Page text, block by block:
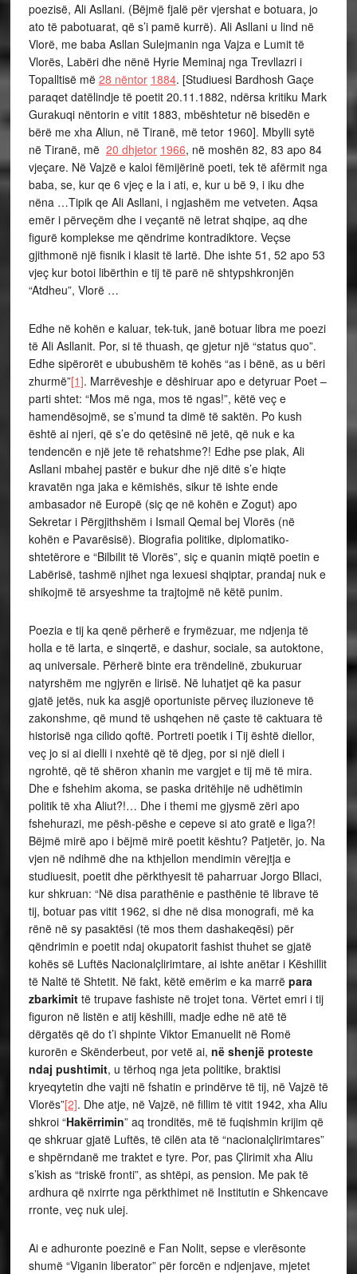
poezisë, Ali Asllani. (Bëjmë fjalë për vjershat e botuara, jo
ato të pabotuarat, që s’i pamë kurrë). Ali Asllani u lind në
Vlorë, me baba Asllan Sulejmanin nga Vajza e Lumit të
Vlorës, Labëri dhe nënë Hyrie Meminaj nga Trevllazri i
Topalltisë më 28 nëntor 1884. [Studiuesi Bardhosh Gaçe
paraqet datëlindje të poetit 20.11.1882, ndërsa kritiku Mark
Gurakuqi nëntorin e vitit 1883, mbështetur në bisedën e
bërë me xha Aliun, në Tiranë, më tetor 1960]. Mbylli sytë
në Tiranë, më 20 dhjetor 1966, në moshën 82, 83 apo 84
vjeçare. Në Vajzë e kaloi fëmijërinë poeti, tek të afërmit nga
baba, se, kur qe 6 vjeç e la i ati, e, kur u bë 9, i iku dhe
nëna …Tipik qe Ali Asllani, i ngjashëm me vetveten. Aqsa
emër i përveçëm dhe i veçantë në letrat shqipe, aq dhe
figurë komplekse me qëndrime kontradiktore. Veçse
gjithmonë një fisnik i klasit të lartë. Dhe ishte 51, 52 apo 53
vjeç kur botoi libërthin e tij të parë në shtypshkronjën
“Atdheu”, Vlorë …
Edhe në kohën e kaluar, tek-tuk, janë botuar libra me poezi
të Ali Asllanit. Por, si të thuash, qe gjetur një “status quo”.
Edhe sipërorët e ububushëm të kohës “as i bënë, as u bëri
zhurmë”[1]. Marrëveshje e dëshiruar apo e detyruar Poet –
parti shtet: “Mos më nga, mos të ngas!”, këtë veç e
hamendësojmë, se s’mund ta dimë të saktën. Po kush
është ai njeri, që s’e do qetësinë në jetë, që nuk e ka
tendencën e një jete të rehatshme?! Edhe pse plak, Ali
Asllani mbahej pastër e bukur dhe një ditë s’e hiqte
kravatën nga jaka e këmishës, sikur të ishte ende
ambasador në Europë (siç qe në kohën e Zogut) apo
Sekretar i Përgjithshëm i Ismail Qemal bej Vlorës (në
kohën e Pavarësisë). Biografia politike, diplomatiko-
shtetërore e “Bilbilit të Vlorës”, siç e quanin miqtë poetin e
Labërisë, tashmë njihet nga lexuesi shqiptar, prandaj nuk e
shikojmë të arsyeshme ta trajtojmë në këtë punim.
Poezia e tij ka qenë përherë e frymëzuar, me ndjenja të
holla e të larta, e sinqertë, e dashur, sociale, sa autoktone,
aq universale. Përherë binte era trëndelinë, zbukuruar
natyrshëm me ngjyrën e lirisë. Në luhatjet që ka pasur
gjatë jetës, nuk ka asgjë oportuniste përveç iluzioneve të
zakonshme, që mund të ushqehen në çaste të caktuara të
historisë nga cilido qoftë. Portreti poetik i Tij është diellor,
veç jo si ai dielli i nxehtë që të djeg, por si një diell i
ngrohtë, që të shëron xhanin me vargjet e tij më të mira.
Dhe e fshehim akoma, se paska dritëhije në udhëtimin
politik të xha Aliut?!… Dhe i themi me gjysmë zëri apo
fshehurazi, me pësh-pëshe e cepeve si ato gratë e liga?!
Bëjmë mirë apo i bëjmë mirë poetit kështu? Patjetër, jo. Na
vjen në ndihmë dhe na kthjellon mendimin vërejtja e
studiuesit, poetit dhe përkthyesit të paharruar Jorgo Bllaci,
kur shkruan: “Në disa parathënie e pasthënie të librave të
tij, botuar pas vitit 1962, si dhe në disa monografi, më ka
rënë në sy pasaktësi (të mos them dashakeqësi) për
qëndrimin e poetit ndaj okupatorit fashist thuhet se gjatë
kohës së Luftës Nacionalçlirimtare, ai ishte anëtar i Këshillit
të Naltë të Shtetit. Në fakt, këtë emërim e ka marrëpara
zbarkimittë trupave fashiste në trojet tona. Vërtet emri i tij
figuron në listën e atij këshilli, madje edhe në atë të
dërgatës që do t’i shpinte Viktor Emanuelit në Romë
kurorën e Skënderbeut, por vetë ai, në shenjë proteste
ndaj pushtimit, u tërhoq nga jeta politike, braktisi
kryeqytetin dhe vajti në fshatin e prindërve të tij, në Vajzë të
Vlorës”[2]. Dhe atje, në Vajzë, në fillim të vitit 1942, xha Aliu
shkroi “Hakërrimin” aq tronditës, më të fuqishmin krijim që
qe shkruar gjatë Luftës, të cilën ata të “nacionalçlirimtares”
e shpërndanë me traktet e tyre. Por, pas Çlirimit xha Aliu
s’kish as “triskë fronti”, as shtëpi, as pension. Me pak të
ardhura që nxirrte nga përkthimet në Institutin e Shkencave
rronte, veç nuk ulej.
Ai e adhuronte poezinë e Fan Nolit, sepse e vlerësonte
shumë “Viganin liberator” për forcën e ndjenjave, mjetet